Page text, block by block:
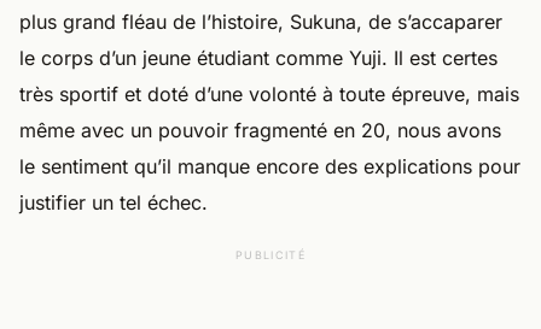
plus grand fléau de l’histoire, Sukuna, de s’accaparer
le corps d’un jeune étudiant comme Yuji. Il est certes
très sportif et doté d’une volonté à toute épreuve, mais
même avec un pouvoir fragmenté en 20, nous avons
le sentiment qu’il manque encore des explications pour
justifier un tel échec.
PUBLICITÉ